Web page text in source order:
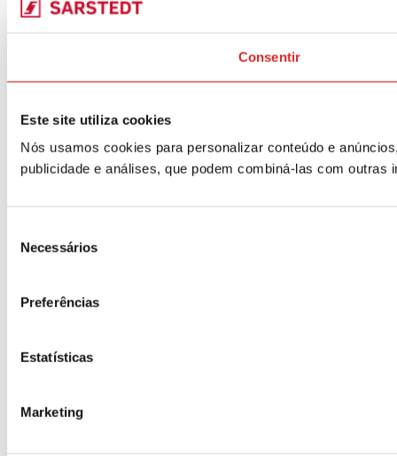
Consentir
Este site utiliza cookies
Nós usamos cookies para personalizar conteúdo e
publicidade e análises, que podem combiná-las com
Necessários
Preferências
Estatísticas
Marketing